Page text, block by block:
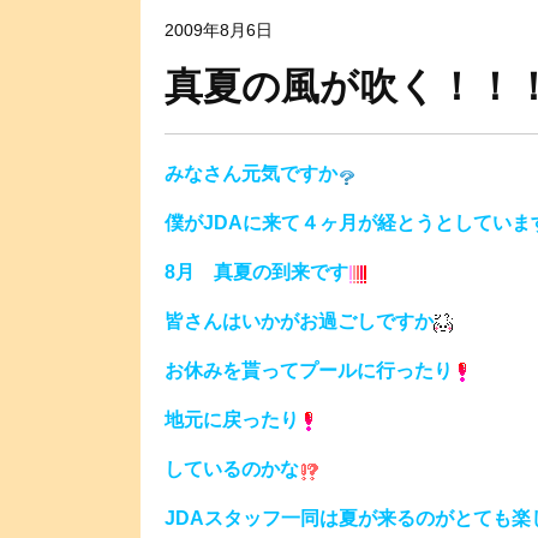
2009年8月6日
真夏の風が吹く！！！
みなさん元気ですか
僕がJDAに来て４ヶ月が経とうとしていま
8月 真夏の到来です
皆さんはいかがお過ごしですか
お休みを貰ってプールに行ったり
地元に戻ったり
しているのかな
JDAスタッフ一同は夏が来るのがとても楽